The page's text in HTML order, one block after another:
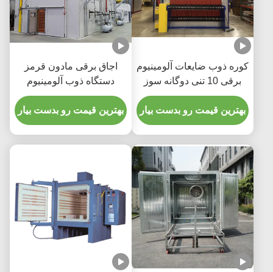
کوره ذوب ضایعات آلومینیوم
برقی 10 تنی دوگانه سوز
بهترین قیمت رو بدست بیار
اجاق برقی مادون قرمز
دستگاه ذوب آلومینیوم
القایی
بهترین قیمت رو بدست بیار